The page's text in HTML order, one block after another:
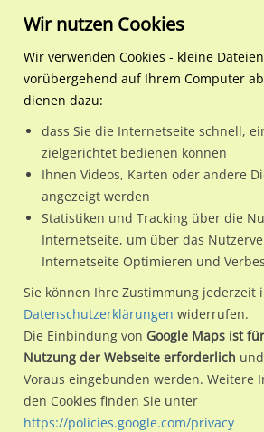
Regionale Plakatwerbung Sachsen
01159 / Dresden,
Nutze günstige Werbemöglichkeiten
Kesselsdorfer Str. 99a/We.re. CSim
Dresden, Stadt.
Wir erheben für jede unserer
aktuelleStandortinformationenund
kannst du dich schon vor der Buchung
Standort, seine Reichweite und
eventuelle Beschränkungen in den
Wir nutzen Cookies
Wir verwenden Cookies - kleine
vorübergehend auf Ihrem Computer
dienen dazu:
dass Sie die Internetseite schnell,
zielgerichtet bedienen können
Ihnen Videos, Karten oder andere
angezeigt werden
Statistiken und Tracking über die
Internetseite, um über das
Internetseite Optimieren und
Sie können Ihre Zustimmung jederzeit
Datenschutzerklärungen widerrufen.
Die Einbindung von Google Maps ist
Nutzung der Webseite erforderlich
Voraus eingebunden werden. Weitere
den Cookies finden Sie unter
https://policies.google.com/privacy